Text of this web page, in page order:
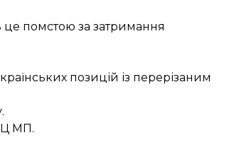
це помстою за затримання
позицій із перерізаним
МП.